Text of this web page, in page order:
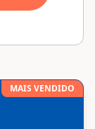
MAIS VENDIDO